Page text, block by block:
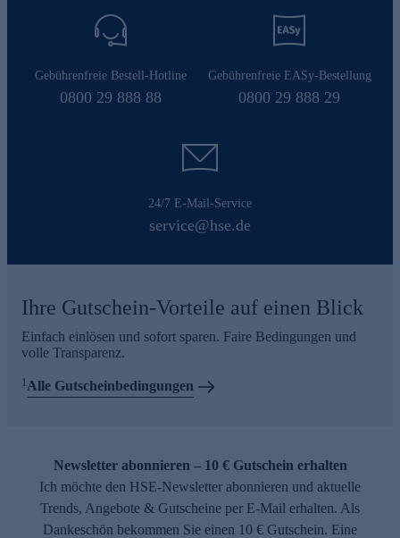
Gebührenfreie Bestell-Hotline
0800 29 888 88
Gebührenfreie EASy-Bestellung
0800 29 888 29
24/7 E-Mail-Service
service@hse.de
Ihre Gutschein-Vorteile auf einen Blick
Einfach einlösen und sofort sparen. Faire Bedingungen und
volle Transparenz.
1Alle Gutscheinbedingungen
Newsletter abonnieren – 10 € Gutschein erhalten
Ich möchte den HSE-Newsletter abonnieren und aktuelle
Trends, Angebote & Gutscheine per E-Mail erhalten. Als
Dankeschön bekommen Sie einen 10 € Gutschein. Eine